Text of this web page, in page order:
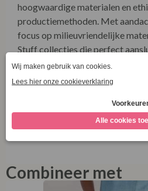
Stuff collecties die perfect
bewuste consument.
Ontdek meer over onze winkel
www.facebook.com/
Combineer met